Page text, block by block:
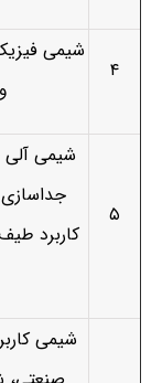
۴
و ۳ و طیف‌سنجی)
۵
کاربرد
شیمی